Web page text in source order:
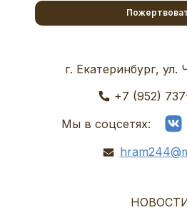
г. Екатеринбург, ул.
+7 (952)
Мы в соцсетях: